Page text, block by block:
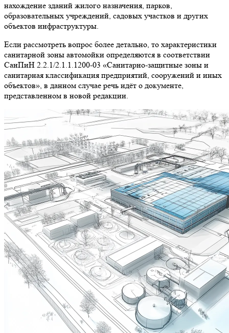
нахождение зданий жилого назначения, парков,
образовательных учреждений, садовых участков и других
объектов инфраструктуры.
Если рассмотреть вопрос более детально, то характеристики
санитарной зоны автомойки определяются в соответствии
СанПиН 2.2.1/2.1.1.1200-03 «Санитарно-защитные зоны и
санитарная классификация предприятий, сооружений и иных
объектов», в данном случае речь идёт о документе,
представленном в новой редакции.